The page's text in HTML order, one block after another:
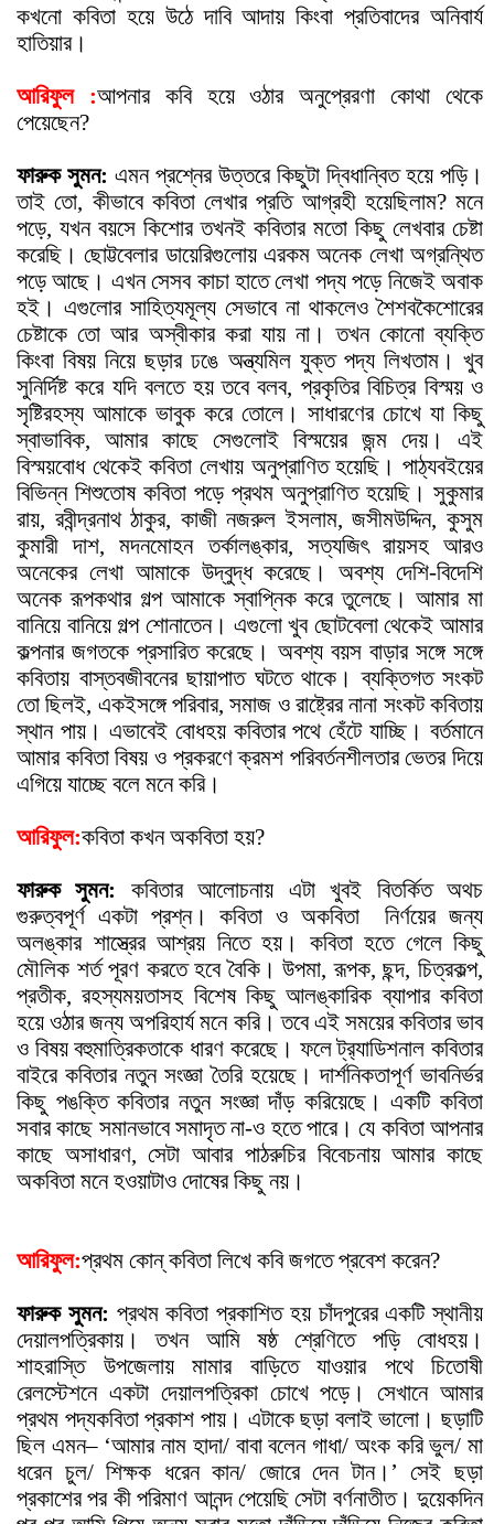
কখনো কবিতা হয়ে উঠে দাবি আদায় কিংবা প্রতিবাদের অনিবার্য
হাতিয়ার।
আরিফুল :আপনার কবি হয়ে ওঠার অনুপ্রেরণা কোথা থেকে
পেয়েছেন?
ফারুক সুমন: এমন প্রশ্নের উত্তরে কিছুটা দ্বিধান্বিত হয়ে পড়ি।
তাই তো, কীভাবে কবিতা লেখার প্রতি আগ্রহী হয়েছিলাম? মনে
পড়ে, যখন বয়সে কিশোর তখনই কবিতার মতো কিছু লেখবার চেষ্টা
করেছি। ছোট্টবেলার ডায়েরিগুলোয় এরকম অনেক লেখা অগ্রন্থিত
পড়ে আছে। এখন সেসব কাচা হাতে লেখা পদ্য পড়ে নিজেই অবাক
হই। এগুলোর সাহিত্যমূল্য সেভাবে না থাকলেও শৈশবকৈশোরের
চেষ্টাকে তো আর অস্বীকার করা যায় না। তখন কোনো ব্যক্তি
কিংবা বিষয় নিয়ে ছড়ার ঢঙে অন্ত্যমিল যুক্ত পদ্য লিখতাম। খুব
সুনির্দিষ্ট করে যদি বলতে হয় তবে বলব, প্রকৃতির বিচিত্র বিস্ময় ও
সৃষ্টিরহস্য আমাকে ভাবুক করে তোলে। সাধারণের চোখে যা কিছু
স্বাভাবিক, আমার কাছে সেগুলোই বিস্ময়ের জন্ম দেয়। এই
বিস্ময়বোধ থেকেই কবিতা লেখায় অনুপ্রাণিত হয়েছি। পাঠ্যবইয়ের
বিভিন্ন শিশুতোষ কবিতা পড়ে প্রথম অনুপ্রাণিত হয়েছি। সুকুমার
রায়, রবীন্দ্রনাথ ঠাকুর, কাজী নজরুল ইসলাম, জসীমউদ্দিন, কুসুম
কুমারী দাশ, মদনমোহন তর্কালঙ্কার, সত্যজিৎরায়সহ আরও
অনেকের লেখা আমাকে উদ্বুদ্ধ করেছে। অবশ্য দেশি-বিদেশি
অনেক রূপকথার গল্প আমাকে স্বাপ্নিক করে তুলেছে। আমার মা
বানিয়ে বানিয়ে গল্প শোনাতেন। এগুলো খুব ছোটবেলা থেকেই আমার
কল্পনার জগতকে প্রসারিত করেছে। অবশ্য বয়স বাড়ার সঙ্গে সঙ্গে
কবিতায় বাস্তবজীবনের ছায়াপাত ঘটতে থাকে। ব্যক্তিগত সংকট
তো ছিলই, একইসঙ্গে পরিবার, সমাজ ও রাষ্ট্রের নানা সংকট কবিতায়
স্থান পায়। এভাবেই বোধহয় কবিতার পথে হেঁটে যাচ্ছি। বর্তমানে
আমার কবিতা বিষয় ও প্রকরণে ক্রমশ পরিবর্তনশীলতার ভেতর দিয়ে
এগিয়ে যাচ্ছে বলে মনে করি।
আরিফুল:কবিতা কখন অকবিতা হয়?
ফারুক সুমন:
কবিতার আলোচনায় এটা খুবই বিতর্কিত অথচ
গুরুত্বপূর্ণ একটা প্রশ্ন। কবিতা ও অকবিতা
নির্ণয়ের জন্য
অলঙ্কার শাস্ত্রের আশ্রয় নিতে হয়। কবিতা হতে গেলে কিছু
মৌলিক শর্ত পূরণ করতে হবে বৈকি। উপমা, রূপক, ছন্দ, চিত্রকল্প,
প্রতীক, রহস্যময়তাসহ বিশেষ কিছু আলঙ্কারিক ব্যাপার কবিতা
হয়ে ওঠার জন্য অপরিহার্য মনে করি। তবে এই সময়ের কবিতার ভাব
ও বিষয় বহুমাত্রিকতাকে ধারণ করেছে। ফলে ট্র‍্যাডিশনাল কবিতার
বাইরে কবিতার নতুন সংজ্ঞা তৈরি হয়েছে। দার্শনিকতাপূর্ণ ভাবনির্ভর
কিছু পঙক্তি কবিতার নতুন সংজ্ঞা দাঁড় করিয়েছে। একটি কবিতা
সবার কাছে সমানভাবে সমাদৃত না-ও হতে পারে। যে কবিতা আপনার
কাছে অসাধারণ, সেটা আবার পাঠরুচির বিবেচনায় আমার কাছে
অকবিতা মনে হওয়াটাও দোষের কিছু নয়।
আরিফুল:প্রথম কোন্ কবিতা লিখে কবি জগতে প্রবেশ করেন?
ফারুক সুমন: প্রথম কবিতা প্রকাশিত হয় চাঁদপুরের একটি স্থানীয়
দেয়ালপত্রিকায়। তখন আমি ষষ্ঠ শ্রেণিতে পড়ি বোধহয়।
শাহরাস্তি উপজেলায় মামার বাড়িতে যাওয়ার পথে চিতোষী
রেলস্টেশনে একটা দেয়ালপত্রিকা চোখে পড়ে। সেখানে আমার
প্রথম পদ্যকবিতা প্রকাশ পায়। এটাকে ছড়া বলাই ভালো। ছড়াটি
ছিল এমন– ‘আমার নাম হাদা/ বাবা বলেন গাধা/ অংক করি ভুল/ মা
ধরেন চুল/ শিক্ষক ধরেন কান/ জোরে দেন টান।’ সেই ছড়া
প্রকাশের পর কী পরিমাণ আনন্দ পেয়েছি সেটা বর্ণনাতীত। দুয়েকদিন